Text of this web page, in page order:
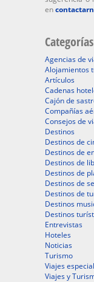
en
Categorías
Agencias de
Alojamientos
Artículos
Cadenas
Cajón de
Compañías
Consejos de
Destinos
Destinos de
Destinos de
Destinos de
Destinos de
Destinos de
Destinos de
Destinos
Destinos
Entrevistas
Hoteles
Noticias
Turismo
Viajes
Viajes y